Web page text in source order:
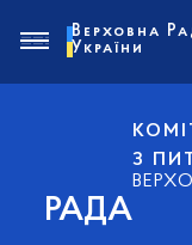
РАДА
З
Верховна
України